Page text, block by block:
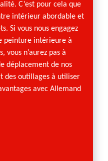
C’est pour cela que
intérieur abordable et
Si vous nous engagez
peinture intérieure à
vous n’aurez pas à
déplacement de nos
des outillages à utiliser
avec Allemand